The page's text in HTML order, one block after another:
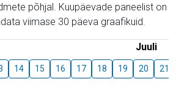
põhjal. Kuupäevade paneelist on
viimase 30 päeva graafikuid.
Juuli
14 15 16 17 18 19 20 21